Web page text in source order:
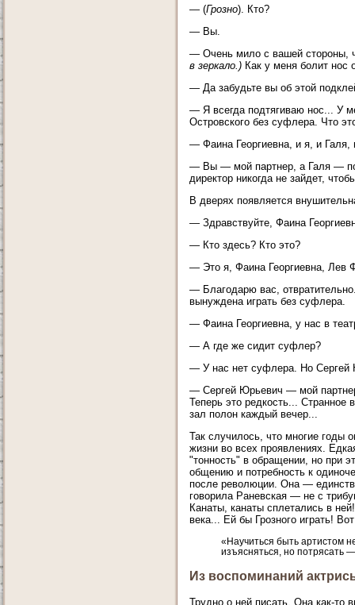
— (Грозно). Кто?
— Вы.
— Очень мило с вашей стороны,
в зеркало.) Как у меня болит нос
— Да забудьте вы об этой
— Я всегда подтягиваю нос... У
Островского без суфлера. Что
— Фаина Георгиевна, и я, и Галя,
— Вы — мой партнер, а Галя —
директор никогда не зайдет,
В дверях появляется
— Здравствуйте, Фаина
— Кто здесь? Кто это?
— Это я, Фаина Георгиевна, Лев
— Благодарю вас,
вынуждена играть без суфлера.
— Фаина Георгиевна, у нас в
— А где же сидит суфлер?
— У нас нет суфлера. Но Сергей
— Сергей Юрьевич — мой
Теперь это редкость... Странное
зал полон каждый вечер...
Так случилось, что многие годы
жизни во всех проявлениях.
"тонность" в обращении, но при
общению и потребность к
после революции. Она —
говорила Раневская — не с
Канаты, канаты сплетались в
века... Ей бы Грозного играть!
«Научиться быть артистом
изъясняться, но потрясать
Из воспоминаний
Трудно о ней писать. Она как-то